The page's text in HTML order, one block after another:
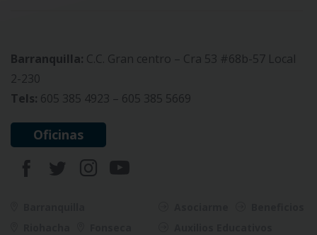
Barranquilla: C.C. Gran centro – Cra 53 #68b-57 Local
2-230
Tels: 605 385 4923 – 605 385 5669
Oficinas